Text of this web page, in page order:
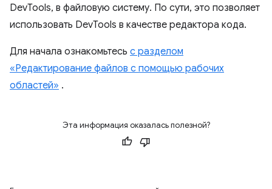
DevTools, в файловую систему. По сути, это позволяет
использовать DevTools в качестве редактора кода.
Для начала ознакомьтесь с разделом
«Редактирование файлов с помощью рабочих
областей» .
Эта информация оказалась полезной?